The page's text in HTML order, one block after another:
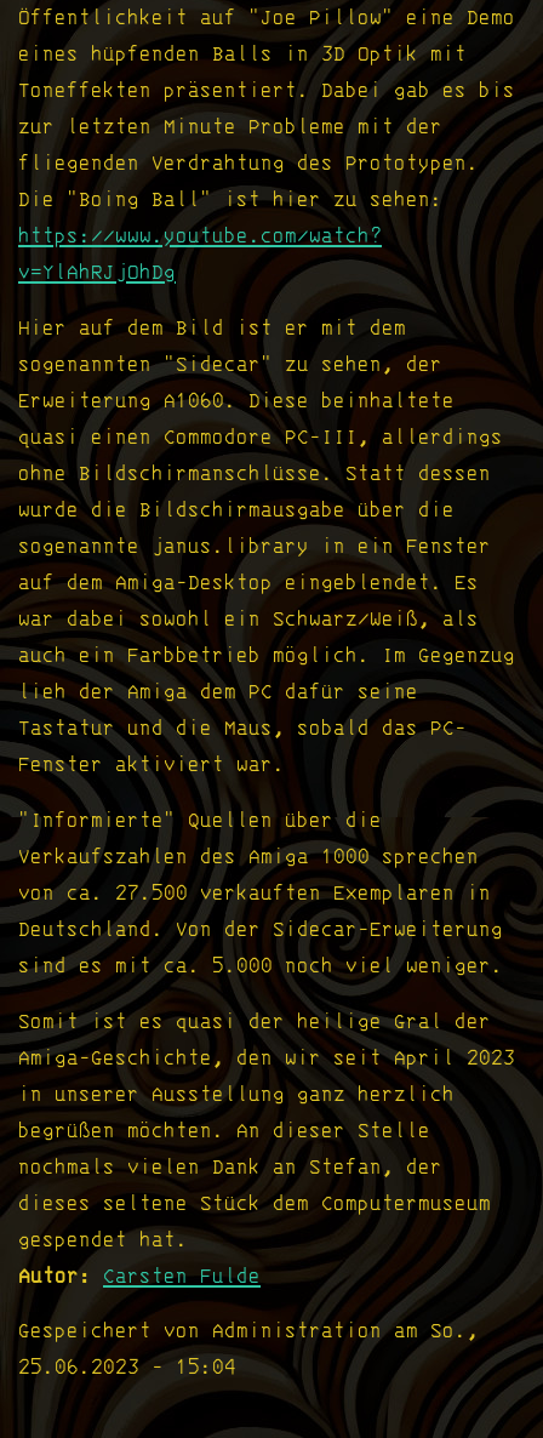
Öffentlichkeit auf "Joe Pillow" eine Demo
eines hüpfenden Balls in 3D Optik mit
Toneffekten präsentiert. Dabei gab es bis
zur letzten Minute Probleme mit der
fliegenden Verdrahtung des Prototypen.
Die "Boing Ball" ist hier zu sehen:
https://www.youtube.com/watch?
v=YlAhRJjOhDg
Hier auf dem Bild ist er mit dem
sogenannten "Sidecar" zu sehen, der
Erweiterung A1060. Diese beinhaltete
quasi einen Commodore PC-III, allerdings
ohne Bildschirmanschlüsse. Statt dessen
wurde die Bildschirmausgabe über die
sogenannte janus.library in ein Fenster
auf dem Amiga-Desktop eingeblendet. Es
war dabei sowohl ein Schwarz/Weiß, als
auch ein Farbbetrieb möglich. Im Gegenzug
lieh der Amiga dem PC dafür seine
Tastatur und die Maus, sobald das PC-
Fenster aktiviert war.
"Informierte" Quellen über die
Verkaufszahlen des Amiga 1000 sprechen
von ca. 27.500 verkauften Exemplaren in
Deutschland. Von der Sidecar-Erweiterung
sind es mit ca. 5.000 noch viel weniger.
Somit ist es quasi der heilige Gral der
Amiga-Geschichte, den wir seit April 2023
in unserer Ausstellung ganz herzlich
begrüßen möchten. An dieser Stelle
nochmals vielen Dank an Stefan, der
dieses seltene Stück dem Computermuseum
gespendet hat.
Autor
Carsten Fulde
Gespeichert von Administrationam So.,
25.06.2023 - 15:04